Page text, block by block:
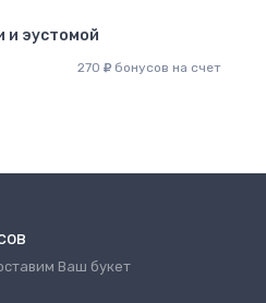
и эустомой
270 бонусов на счет
Ваш букет